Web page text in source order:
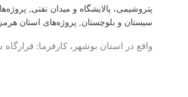
پتروشیمی، پالایشگاه و میدان نفتی,
سیستان و بلوچستان, پروژه‌های استان
واقع در استان بوشهر، کارفرما: